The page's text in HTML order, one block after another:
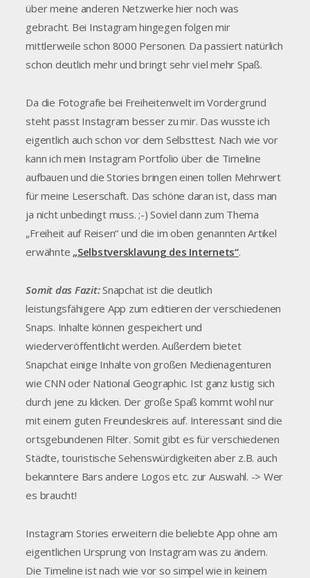
über meine anderen Netzwerke hier noch was
gebracht. Bei Instagram hingegen folgen mir
mittlerweile schon 8000 Personen. Da passiert natürlich
schon deutlich mehr und bringt sehr viel mehr Spaß.
Da die Fotografie bei Freiheitenwelt im Vordergrund
steht passt Instagram besser zu mir. Das wusste ich
eigentlich auch schon vor dem Selbsttest. Nach wie vor
kann ich mein Instagram Portfolio über die Timeline
aufbauen und die Stories bringen einen tollen Mehrwert
für meine Leserschaft. Das schöne daran ist, dass man
ja nicht unbedingt muss. ;-) Soviel dann zum Thema
„Freiheit auf Reisen“ und die im oben genannten Artikel
erwähnte „Selbstversklavung des Internets“.
Somit das Fazit:Snapchat ist die deutlich
leistungsfähigere App zum editieren der verschiedenen
Snaps. Inhalte können gespeichert und
wiederveröffentlicht werden. Außerdem bietet
Snapchat einige Inhalte von großen Medienagenturen
wie CNN oder National Geographic. Ist ganz lustig sich
durch jene zu klicken. Der große Spaß kommt wohl nur
mit einem guten Freundeskreis auf. Interessant sind die
ortsgebundenen Filter. Somit gibt es für verschiedenen
Städte, touristische Sehenswürdigkeiten aber z.B. auch
bekanntere Bars andere Logos etc. zur Auswahl. -> Wer
es braucht!
Instagram Stories erweitern die beliebte App ohne am
eigentlichen Ursprung von Instagram was zu ändern.
Die Timeline ist nach wie vor so simpel wie in keinem